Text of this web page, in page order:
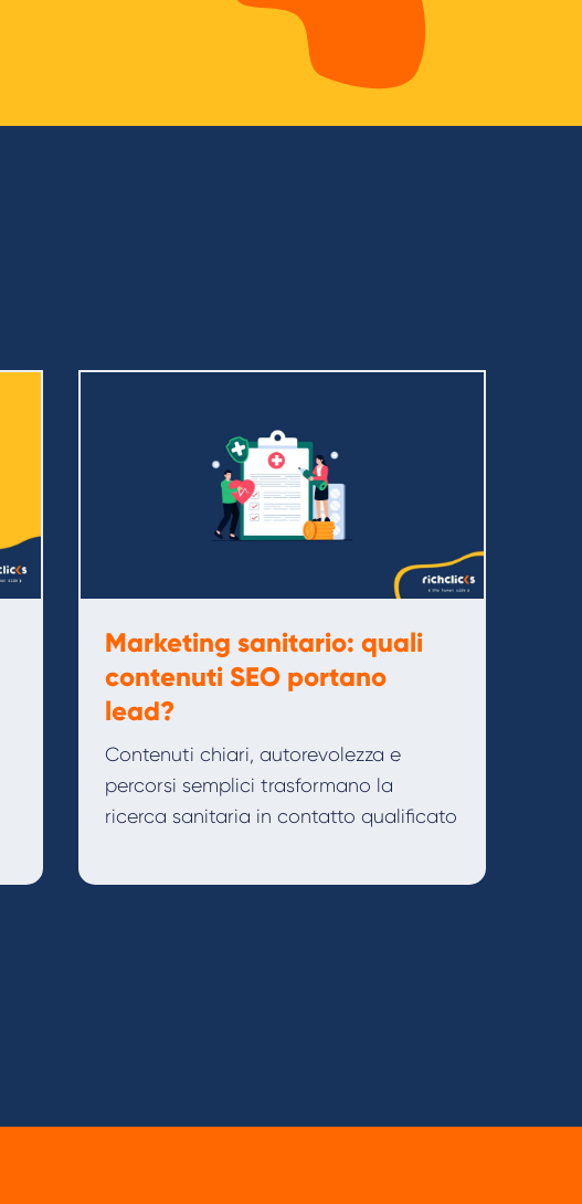
Marketing sanitario: quali
contenuti SEO portano
lead?
Contenuti chiari, autorevolezza e
percorsi semplici trasformano la
ricerca sanitaria in contatto qualificato